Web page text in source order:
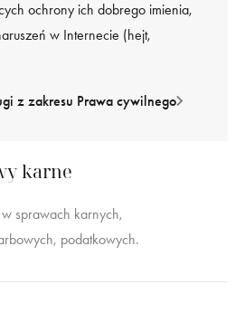
ochrony ich dobrego imienia,
w Internecie (hejt,
z zakresu Prawa cywilnego
karne
sprawach karnych,
podatkowych.